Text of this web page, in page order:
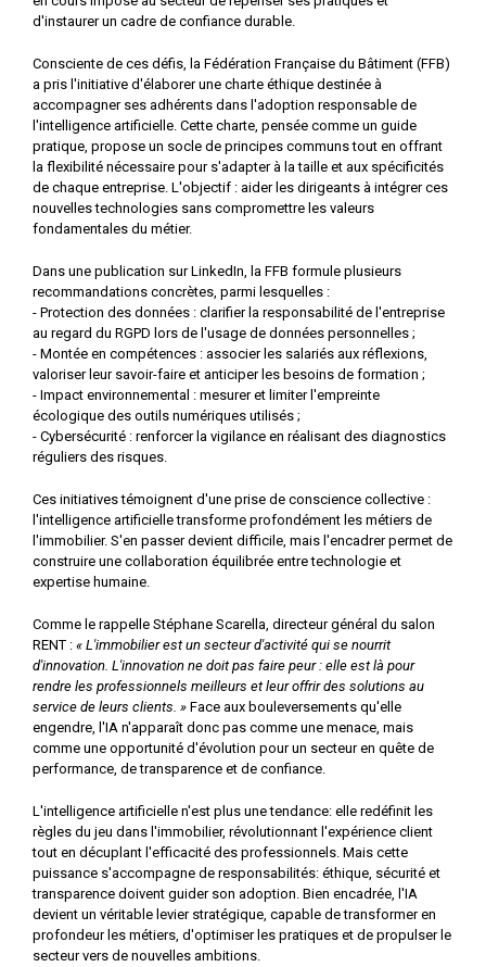
d'instaurer un cadre de confiance durable.
Consciente de ces défis, la Fédération Française du Bâtiment (FFB)
a pris l'initiative d'élaborer une charte éthique destinée à
accompagner ses adhérents dans l'adoption responsable de
l'intelligence artificielle. Cette charte, pensée comme un guide
pratique, propose un socle de principes communs tout en offrant
la flexibilité nécessaire pour s'adapter à la taille et aux spécificités
de chaque entreprise. L'objectif : aider les dirigeants à intégrer ces
nouvelles technologies sans compromettre les valeurs
fondamentales du métier.
Dans une publication sur LinkedIn, la FFB formule plusieurs
recommandations concrètes, parmi lesquelles :
- Protection des données : clarifier la responsabilité de l'entreprise
au regard du RGPD lors de l'usage de données personnelles ;
- Montée en compétences : associer les salariés aux réflexions,
valoriser leur savoir-faire et anticiper les besoins de formation ;
- Impact environnemental : mesurer et limiter l'empreinte
écologique des outils numériques utilisés ;
- Cybersécurité : renforcer la vigilance en réalisant des diagnostics
réguliers des risques.
Ces initiatives témoignent d'une prise de conscience collective :
l'intelligence artificielle transforme profondément les métiers de
l'immobilier. S'en passer devient difficile, mais l'encadrer permet de
construire une collaboration équilibrée entre technologie et
expertise humaine.
Comme le rappelle Stéphane Scarella, directeur général du salon
RENT : « L'immobilier est un secteur d'activité qui se nourrit
d'innovation. L'innovation ne doit pas faire peur : elle est là pour
rendre les professionnels meilleurs et leur offrir des solutions au
service de leurs clients. » Face aux bouleversements qu'elle
engendre, l'IA n'apparaît donc pas comme une menace, mais
comme une opportunité d'évolution pour un secteur en quête de
performance, de transparence et de confiance.
L'intelligence artificielle n'est plus une tendance: elle redéfinit les
règles du jeu dans l'immobilier, révolutionnant l'expérience client
tout en décuplant l'efficacité des professionnels. Mais cette
puissance s'accompagne de responsabilités: éthique, sécurité et
transparence doivent guider son adoption. Bien encadrée, l'IA
devient un véritable levier stratégique, capable de transformer en
profondeur les métiers, d'optimiser les pratiques et de propulser le
secteur vers de nouvelles ambitions.